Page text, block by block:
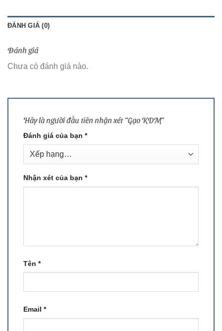
ĐÁNH GIÁ (0)
Đánh giá
Chưa có đánh giá nào.
Hãy là người đầu tiên nhận xét “Gạo KDM”
Đánh giá của bạn *
Nhận xét của bạn *
Tên *
Email *